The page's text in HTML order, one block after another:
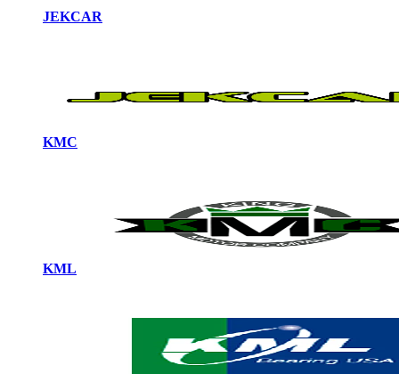
JEKCAR
KMC
KML